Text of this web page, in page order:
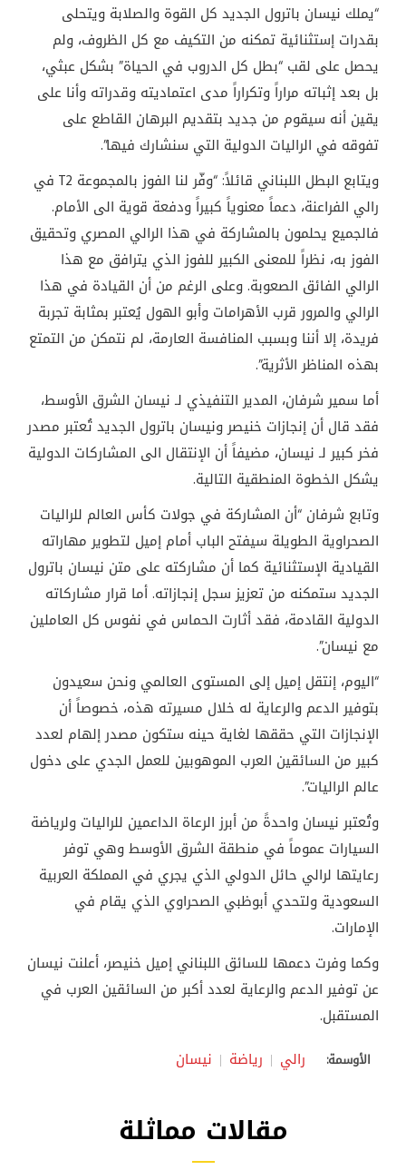
“يملك نيسان باترول الجديد كل القوة والصلابة ويتحلى
بقدرات إستثنائية تمكنه من التكيف مع كل الظروف، ولم
يحصل على لقب “بطل كل الدروب في الحياة” بشكل عبثي،
بل بعد إثباته مراراً وتكراراً مدى اعتماديته وقدراته وأنا على
يقين أنه سيقوم من جديد بتقديم البرهان القاطع على
تفوقه في الراليات الدولية التي سنشارك فيها”.
ويتابع البطل اللبناني قائلاً: “وفّر لنا الفوز بالمجموعة T2 في
رالي الفراعنة، دعماً معنوياً كبيراً ودفعة قوية الى الأمام.
فالجميع يحلمون بالمشاركة في هذا الرالي المصري وتحقيق
الفوز به، نظراً للمعنى الكبير للفوز الذي يترافق مع هذا
الرالي الفائق الصعوبة. وعلى الرغم من أن القيادة في هذا
الرالي والمرور قرب الأهرامات وأبو الهول يُعتبر بمثابة تجربة
فريدة، إلا أننا وبسبب المنافسة العارمة، لم نتمكن من التمتع
بهذه المناظر الأثرية”.
أما سمير شرفان، المدير التنفيذي لـ نيسان الشرق الأوسط،
فقد قال أن إنجازات خنيصر ونيسان باترول الجديد تُعتبر مصدر
فخر كبير لـ نيسان، مضيفاً أن الإنتقال الى المشاركات الدولية
يشكل الخطوة المنطقية التالية.
وتابع شرفان “أن المشاركة في جولات كأس العالم للراليات
الصحراوية الطويلة سيفتح الباب أمام إميل لتطوير مهاراته
القيادية الإستثنائية كما أن مشاركته على متن نيسان باترول
الجديد ستمكنه من تعزيز سجل إنجازاته. أما قرار مشاركاته
الدولية القادمة، فقد أثارت الحماس في نفوس كل العاملين
مع نيسان”.
“اليوم، إنتقل إميل إلى المستوى العالمي ونحن سعيدون
بتوفير الدعم والرعاية له خلال مسيرته هذه، خصوصاً أن
الإنجازات التي حققها لغاية حينه ستكون مصدر إلهام لعدد
كبير من السائقين العرب الموهوبين للعمل الجدي على دخول
عالم الراليات”.
وتُعتبر نيسان واحدةً من أبرز الرعاة الداعمين للراليات ولرياضة
السيارات عموماً في منطقة الشرق الأوسط وهي توفر
رعايتها لرالي حائل الدولي الذي يجري في المملكة العربية
السعودية ولتحدي أبوظبي الصحراوي الذي يقام في
الإمارات.
وكما وفرت دعمها للسائق اللبناني إميل خنيصر، أعلنت نيسان
عن توفير الدعم والرعاية لعدد أكبر من السائقين العرب في
المستقبل.
الأوسمة: رالي رياضة نيسان
مقالات مماثلة